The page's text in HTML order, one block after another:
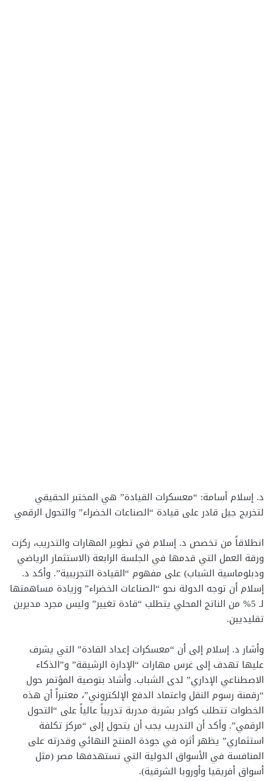
د. إسلام أسامة: “معسكرات القيادة” هي المختبر الحقيقي
لتخريج جيل قادر على قيادة “الصناعات الخضراء” والتحول الرقمي
انطلاقاً من تخصص د. إسلام في تطوير المهارات والتدريب، ركزت
ورقة العمل التي قدمها في الجلسة الرابعة (الاستثمار الرياضي
ودبلوماسية الشباب) على مفهوم “القيادة التجريبية”. وأكد د.
إسلام أن توجه الدولة نحو “الصناعات الخضراء” وزيادة مساهمتها
لـ 5% من الناتج المحلي يتطلب “قادة تغيير” وليس مجرد مديرين
تقليديين.
وأشار د. إسلام إلى أن “معسكرات إعداد القادة” التي يشرف
عليها تهدف إلى غرس مهارات “الإدارة الرشيقة” و”الذكاء
الاصطناعي الإداري” لدى الشباب. وأشاد بتوصية المؤتمر حول
“رقمنة رسوم النقل واعتماد الدفع الإلكتروني”، معتبراً أن هذه
الخطوات تتطلب كوادر بشرية مدربة تدريباً عالياً على “التحول
الرقمي”. وأكد أن التدريب يجب أن يتحول إلى “مركز تكلفة
استثماري” يظهر أثره في جودة المنتج النهائي وقدرته على
المنافسة في الأسواق الدولية التي تستهدفها مصر (مثل
أسواق أفريقيا وأوروبا الشرقية).